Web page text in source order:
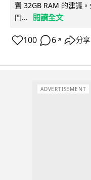
置 32GB RAM 的建議
門...
閱讀全文
100 6 ↗ 分享
ADVERTISEMENT